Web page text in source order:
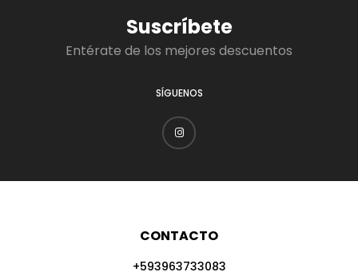
Suscríbete
Entérate de los mejores descuentos
SÍGUENOS
CONTACTO
+593963733083